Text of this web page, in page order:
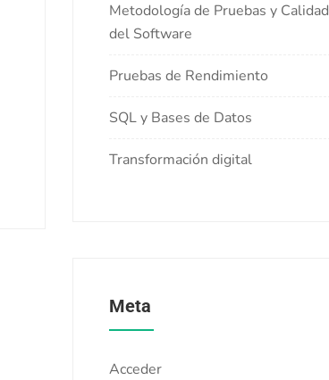
Metodología de Pruebas y Calidad
del Software
Pruebas de Rendimiento
SQL y Bases de Datos
Transformación digital
Meta
Acceder